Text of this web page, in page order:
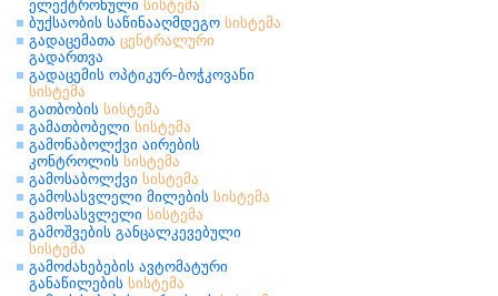
ელექტრონული სისტემა
ბუქსაობის საწინააღმდეგო სისტემა
გადაცემათა ცენტრალური
გადართვა
გადაცემის ოპტიკურ-ბოჭკოვანი
სისტემა
გათბობის სისტემა
გამათბობელი სისტემა
გამონაბოლქვი აირების
კონტროლის სისტემა
გამოსაბოლქვი სისტემა
გამოსასვლელი მილების სისტემა
გამოსასვლელი სისტემა
გამოშვების განცალკევებული
სისტემა
გამოძახებების ავტომატური
განაწილების სისტემა